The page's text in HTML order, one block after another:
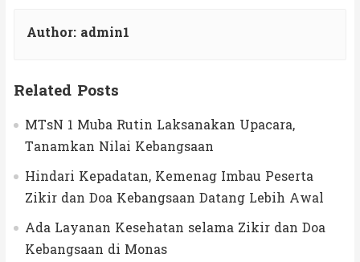
Author: admin1
Related Posts
MTsN 1 Muba Rutin Laksanakan Upacara,
Tanamkan Nilai Kebangsaan
Hindari Kepadatan, Kemenag Imbau Peserta
Zikir dan Doa Kebangsaan Datang Lebih Awal
Ada Layanan Kesehatan selama Zikir dan Doa
Kebangsaan di Monas